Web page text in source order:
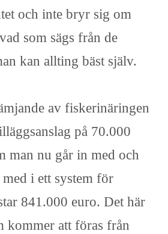
och inte bryr sig om
som sägs från de
kan allting bäst själv.
av fiskerinäringen
på 70.000
man nu går in med och
i ett system för
841.000 euro. Det här
kommer att föras från